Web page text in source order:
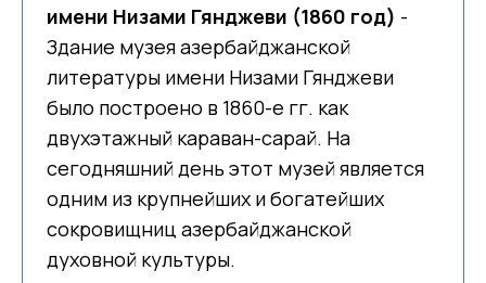
имени Низами Гянджеви (1860 год) -
Здание музея азербайджанской
литературы имени Низами Гянджеви
было построено в 1860-е гг. как
двухэтажный караван-сарай. На
сегодняшний день этот музей является
одним из крупнейших и богатейших
сокровищниц азербайджанской
духовной культуры.